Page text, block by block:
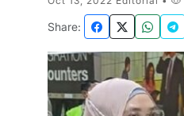
Share: